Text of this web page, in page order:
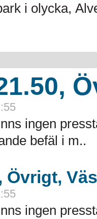
i olycka,
ingen
befäl i m..
Övrigt,
ingen